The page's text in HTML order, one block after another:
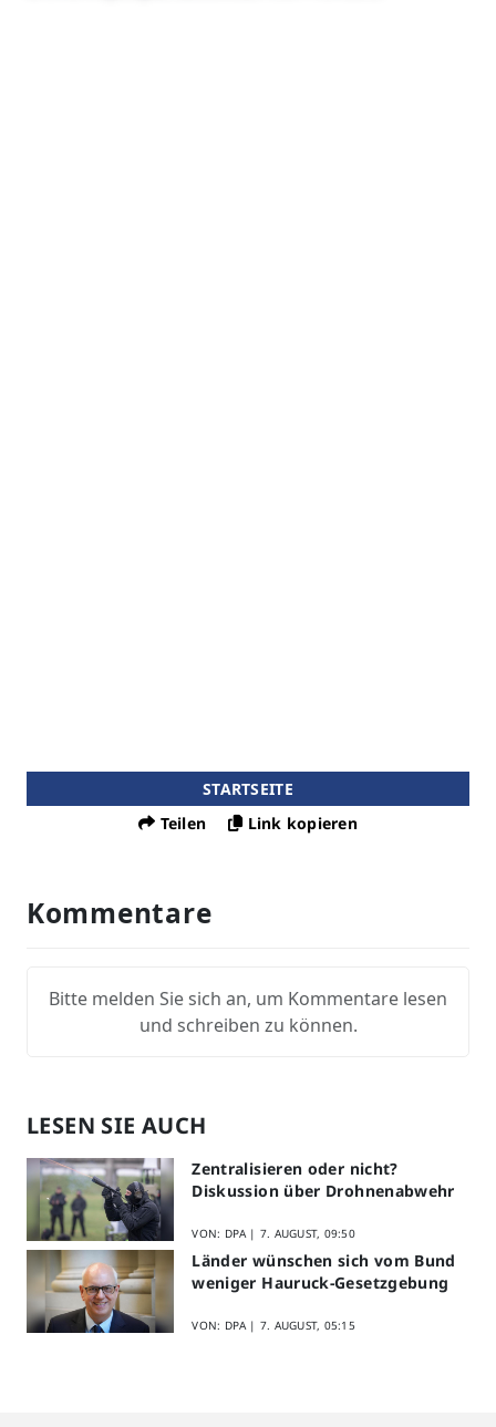
STARTSEITE
Teilen
Link kopieren
Kommentare
Bitte melden Sie sich an, um Kommentare lesen
und schreiben zu können.
LESEN SIE AUCH
Zentralisieren oder nicht?
Diskussion über Drohnenabwehr
VON: DPA | 7. AUGUST, 09:50
Länder wünschen sich vom Bund
weniger Hauruck-Gesetzgebung
VON: DPA | 7. AUGUST, 05:15